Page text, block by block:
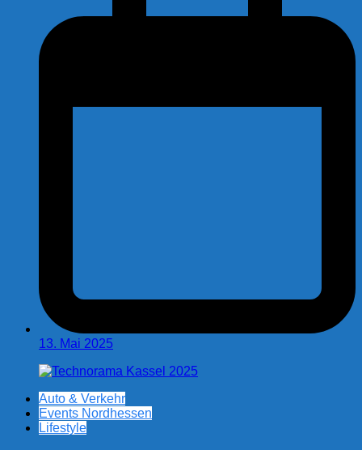
13. Mai 2025
Auto & Verkehr
Events Nordhessen
Lifestyle